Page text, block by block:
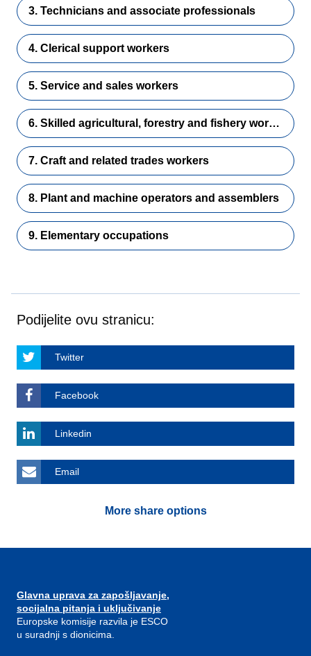
3. Technicians and associate professionals
4. Clerical support workers
5. Service and sales workers
6. Skilled agricultural, forestry and fishery workers
7. Craft and related trades workers
8. Plant and machine operators and assemblers
9. Elementary occupations
Podijelite ovu stranicu:
Twitter
Facebook
Linkedin
Email
More share options
Glavna uprava za zapošljavanje,
socijalna pitanja i uključivanje
Europske komisije razvila je ESCO
u suradnji s dionicima.